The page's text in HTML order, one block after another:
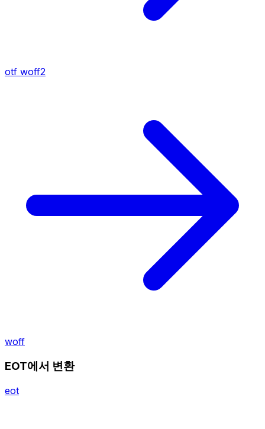
otf woff2
woff
EOT에서 변환
eot